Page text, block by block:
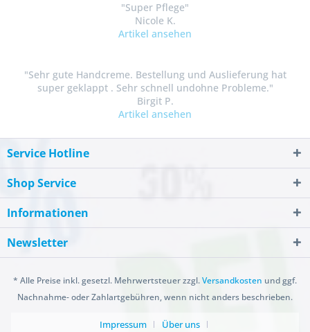
"Super Pflege"
Nicole K.
Artikel ansehen
"Sehr gute Handcreme. Bestellung und Auslieferung hat
super geklappt . Sehr schnell undohne Probleme."
Birgit P.
Artikel ansehen
Service Hotline
Shop Service
Informationen
Newsletter
* Alle Preise inkl. gesetzl. Mehrwertsteuer zzgl.Versandkosten und ggf.
Nachnahme- oder Zahlartgebühren, wenn nicht anders beschrieben.
Impressum
Über uns